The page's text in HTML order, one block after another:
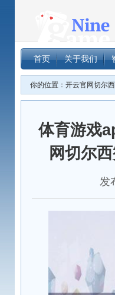
首页 关于我们
你的位置： 开云官网切尔
体育游戏
网切尔
发